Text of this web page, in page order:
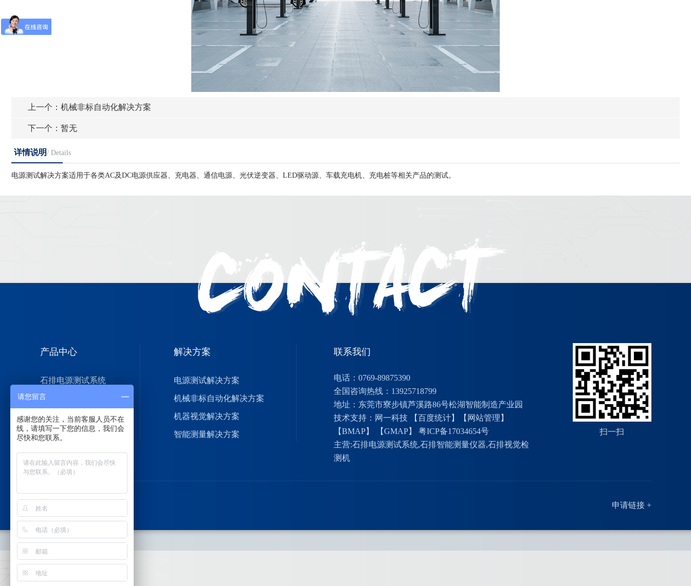
上一个： 机械非标自动化解决方案
下一个： 暂无
详情说明/ Details
电源测试解决方案适用于各类AC及DC电源供应器、充电器、通信电源、光伏逆变器、LED驱动源、车载充电机、充电桩等相关产品的测试。
产品中心
石排电源测试系统
机械非标自动化系统
石排视觉检测机
石排智能测量仪器
解决方案
电源测试解决方案
机械非标自动化解决方案
机器视觉解决方案
智能测量解决方案
联系我们
电话：0769-89875390
全国咨询热线：13925718799
地址：东莞市寮步镇芦溪路86号松湖智能制造产业园
技术支持：网一科技
【百度统计】
【网站管理】
【BMAP】
【GMAP】
粤ICP备17034654号
主营:石排电源测试系统,石排智能测量仪器,石排视觉检
测机
扫一扫
友情链接： 申请链接 +
请您留言
感谢您的关注，当前客服人员不在
线，请填写一下您的信息，我们会
尽快和您联系。